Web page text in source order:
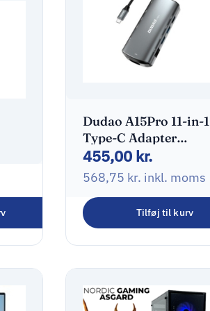
C
Dudao A15Pro 11-in-1
Type-C Adapter
Dockingstation
455,00 kr.
568,75 kr. inkl. moms
Tilføj til kurv